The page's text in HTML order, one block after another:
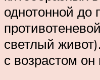
однотонной до
светлый
с возрастом